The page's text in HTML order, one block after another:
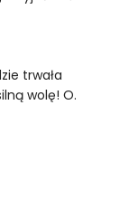
trwała
wolę! O.